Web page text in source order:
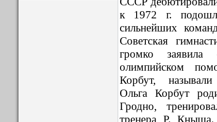
к 1972 г.
сильнейших
Советская
громко
олимпийском
Корбут,
Ольга Корбут
Гродно,
тренера Р.